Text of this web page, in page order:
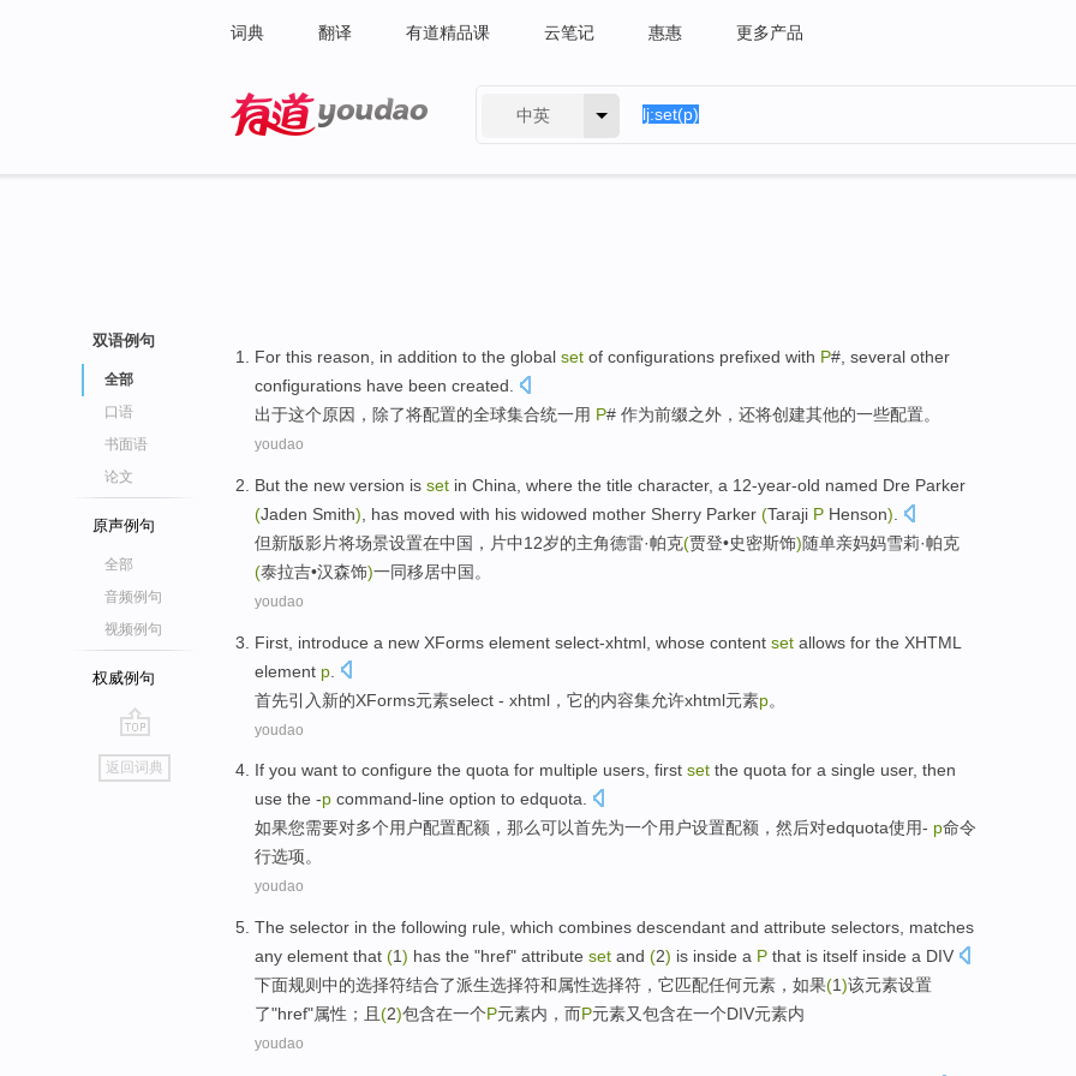
词典 翻译 有道精品课 云笔记 惠惠 更多产品
中英
双语例句
全部
口语
书面语
论文
原声例句
全部
音频例句
视频例句
权威例句
go
top
返回词典
For this reason in addition to the global set of configurations prefixed with P#, several other
configurations have been created
出于这个原因 ， 除了将配置的全球集合统一用 P# 作为前缀之外， 还将创建其他的一些配置。
youdao
But the new version is set in China , where the title character, a 12-year-old named Dre Parker
(Jaden Smith) , has moved with his widowed mother Sherry Parker (Taraji P Henson)
但新版影片将场景设置在中国 ， 片中12岁的主角德雷·帕克(贾登•史密斯饰)随单亲妈妈雪莉·帕克
(泰拉吉•汉森饰)一同移居中国。
youdao
First, introduce a new XForms element select-xhtml whose content set allows for the XHTML
element p
首先引入 新的XForms元素select - xhtml ， 它的内容集允许xhtml元素p。
youdao
If you want to configure the quota for multiple users, first set the quota for a single user, then
use the -p command-line option to edquota.
如果您需要对多个用户配置配额 ，那么可以首先为一个用户设置配额， 然后对edquota使用- p命令
行选项。
youdao
The selector in the following rule , which combines descendant and attribute selectors matches
any element that (1) has the "href" attribute set and (2) is inside a P that is itself inside a DIV
下面规则中的选择符结合了派生选择符和属性选择符， 它匹配任何元素 ，如果(1)该元素设置
了"href"属性；且 (2)包含在一个P元素内 ，而P元素又包含在一个DIV元素内
youdao